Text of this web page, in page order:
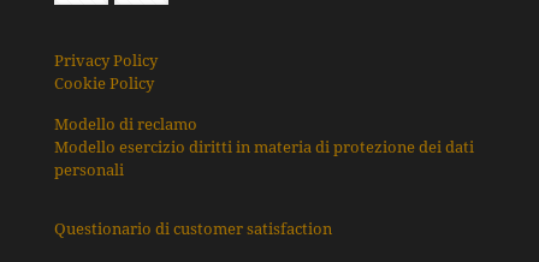
Privacy Policy
Cookie Policy
Modello di reclamo
Modello esercizio diritti in materia di protezione dei dati
personali
Questionario di customer satisfaction